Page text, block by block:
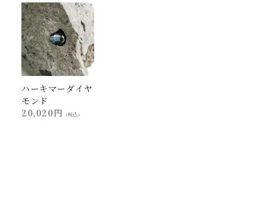
ハーキマーダイヤ
モンド
20,020円
(税込)